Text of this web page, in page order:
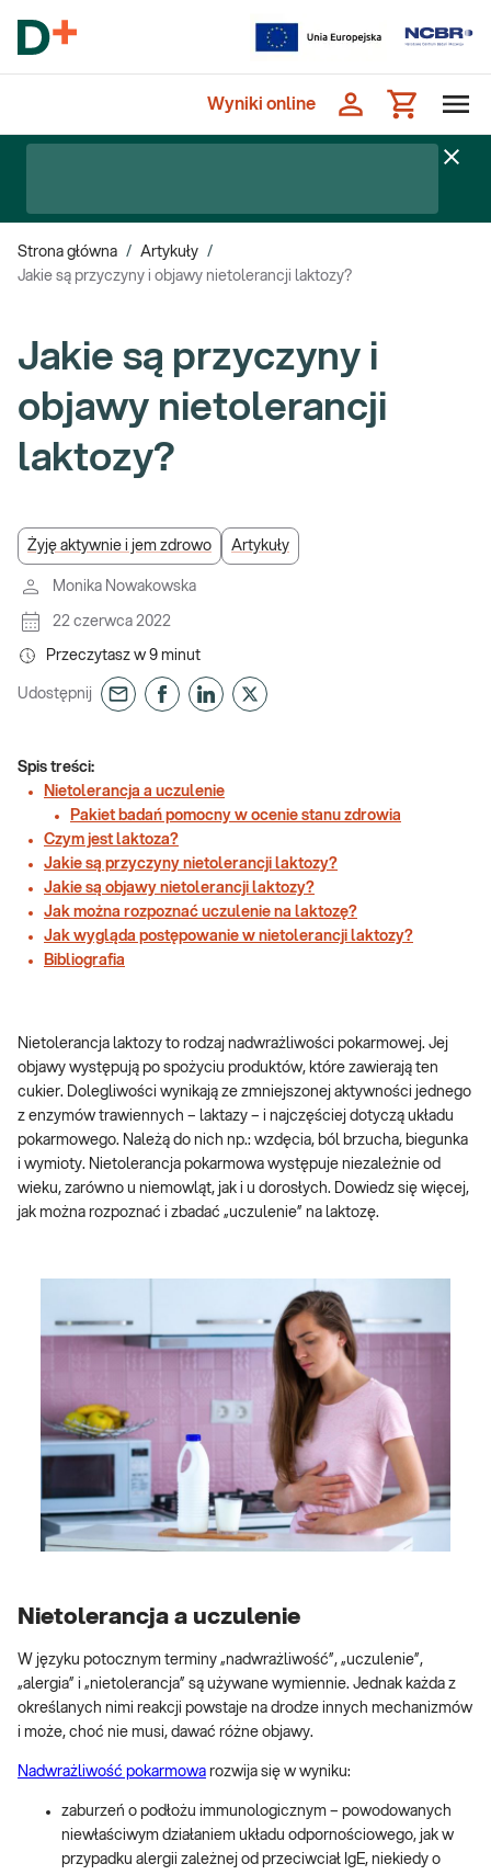
Wyniki online
Strona główna / Artykuły /
Jakie są przyczyny i objawy nietolerancji laktozy?
Jakie są przyczyny i
objawy nietolerancji
laktozy?
Żyję aktywnie i jem zdrowo Artykuły
Monika Nowakowska
22 czerwca 2022
Przeczytasz w 9 minut
Udostępnij
Spis treści:
Nietolerancja a uczulenie
Pakiet badań pomocny w ocenie stanu zdrowia
Czym jest laktoza?
Jakie są przyczyny nietolerancji laktozy?
Jakie są objawy nietolerancji laktozy?
Jak można rozpoznać uczulenie na laktozę?
Jak wygląda postępowanie w nietolerancji laktozy?
Bibliografia
Nietolerancja laktozy to rodzaj nadwrażliwości pokarmowej. Jej
objawy występują po spożyciu produktów, które zawierają ten
cukier. Dolegliwości wynikają ze zmniejszonej aktywności jednego
z enzymów trawiennych – laktazy – i najczęściej dotyczą układu
pokarmowego. Należą do nich np.: wzdęcia, ból brzucha, biegunka
i wymioty. Nietolerancja pokarmowa występuje niezależnie od
wieku, zarówno u niemowląt, jak i u dorosłych. Dowiedz się więcej,
jak można rozpoznać i zbadać „uczulenie” na laktozę.
Nietolerancja a uczulenie
W języku potocznym terminy „nadwrażliwość”, „uczulenie”,
„alergia” i „nietolerancja” są używane wymiennie. Jednak każda z
określanych nimi reakcji powstaje na drodze innych mechanizmów
i może, choć nie musi, dawać różne objawy.
Nadwrażliwość pokarmowa rozwija się w wyniku:
zaburzeń o podłożu immunologicznym – powodowanych
niewłaściwym działaniem układu odpornościowego, jak w
przypadku alergii zależnej od przeciwciał IgE, niekiedy o